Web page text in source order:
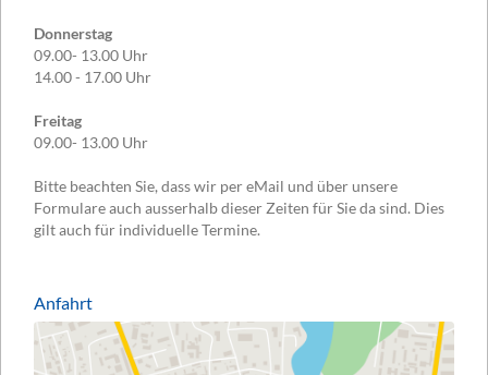
Donnerstag
09.00- 13.00 Uhr
14.00 - 17.00 Uhr
Freitag
09.00- 13.00 Uhr
Bitte beachten Sie, dass wir per eMail und über unsere
Formulare auch ausserhalb dieser Zeiten für Sie da sind. Dies
gilt auch für individuelle Termine.
Anfahrt